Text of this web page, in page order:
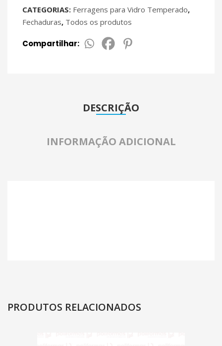
CATEGORIAS: Ferragens para Vidro Temperado,
Fechaduras, Todos os produtos
Compartilhar:
DESCRIÇÃO
INFORMAÇÃO ADICIONAL
PRODUTOS RELACIONADOS